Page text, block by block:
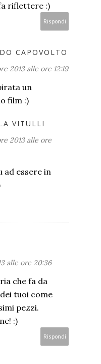
riflettere :)
Rispondi
CAPOVOLTO
2013 alle ore 12:19
un
film :)
VITULLI
2013 alle ore
ad essere in
alle ore 20:36
che fa da
tuoi come
pezzi.
:)
Rispondi